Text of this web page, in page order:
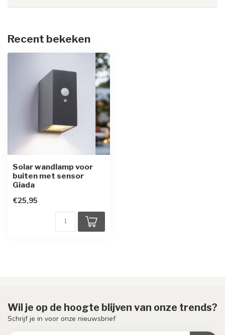
Recent bekeken
Solar wandlamp voor
buiten met sensor
Giada
€25,95
Wil je op de hoogte blijven van onze trends?
Schrijf je in voor onze nieuwsbrief